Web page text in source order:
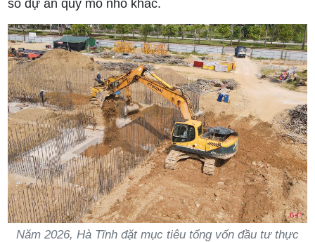
số dự án quy mô nhỏ khác.
Năm 2026, Hà Tĩnh đặt mục tiêu tổng vốn đầu tư thực